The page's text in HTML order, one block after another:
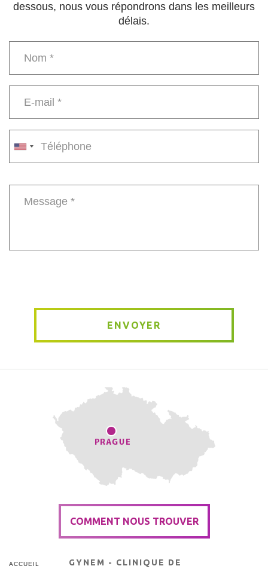
dessous, nous vous répondrons dans les meilleurs
délais.
number
ENVOYER
COMMENT NOUS TROUVER
ACCUEIL
GYNEM - CLINIQUE DE